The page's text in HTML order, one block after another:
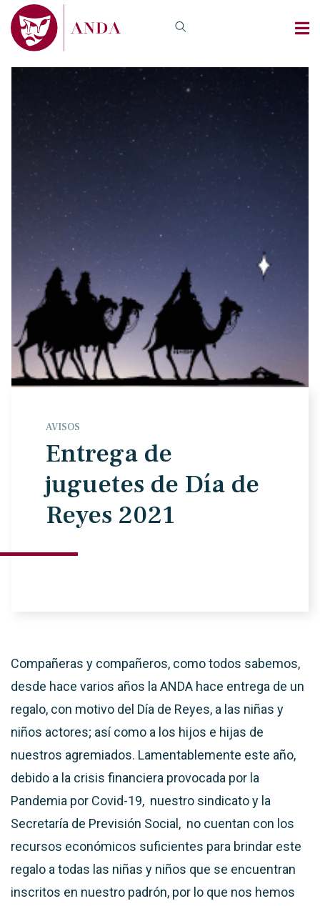
AVISOS
Entrega de
juguetes de Día de
Reyes 2021
Compañeras y compañeros, como todos sabemos,
desde hace varios años la ANDA hace entrega de un
regalo, con motivo del Día de Reyes, a las niñas y
niños actores; así como a los hijos e hijas de
nuestros agremiados. Lamentablemente este año,
debido a la crisis financiera provocada por la
Pandemia por Covid-19, nuestro sindicato y la
Secretaría de Previsión Social, no cuentan con los
recursos económicos suficientes para brindar este
regalo a todas las niñas y niños que se encuentran
inscritos en nuestro padrón, por lo que nos hemos